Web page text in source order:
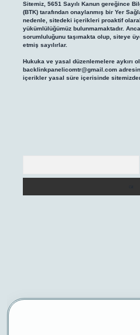
Sitemiz, 5651 Sayılı Kanun gereğince
(BTK) tarafından onaylanmış bir Yer
nedenle, sitedeki içerikleri proaktif
yükümlülüğümüz bulunmamaktadır.
sorumluluğunu taşımakta olup, siteye
etmiş sayılırlar.
Hukuka ve yasal düzenlemelere aykırı
backlinkpanelicomtr@gmail.com
içerikler yasal süre içerisinde sitemizden